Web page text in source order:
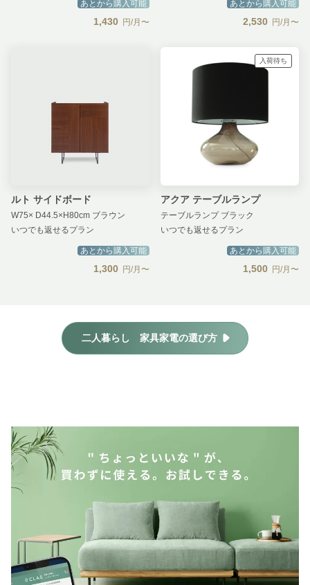
あとから購入可能
1,430 円/月〜
あとから購入可能
2,530 円/月〜
ルト サイドボード
W75× D44.5×H80cm ブラウン
いつでも返せるプラン
あとから購入可能
1,300 円/月〜
入荷待ち
アクア テーブルランプ
テーブルランプ ブラック
いつでも返せるプラン
あとから購入可能
1,500 円/月〜
二人暮らし 家具家電の選び方